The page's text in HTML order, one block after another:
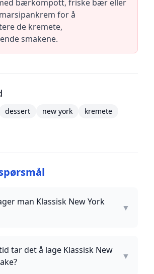
bærkompott, friske bær eller
for å
de kremete,
smakene.
dessert new york
kremete
man Klassisk New York
▼
tar det å lage Klassisk New
▼